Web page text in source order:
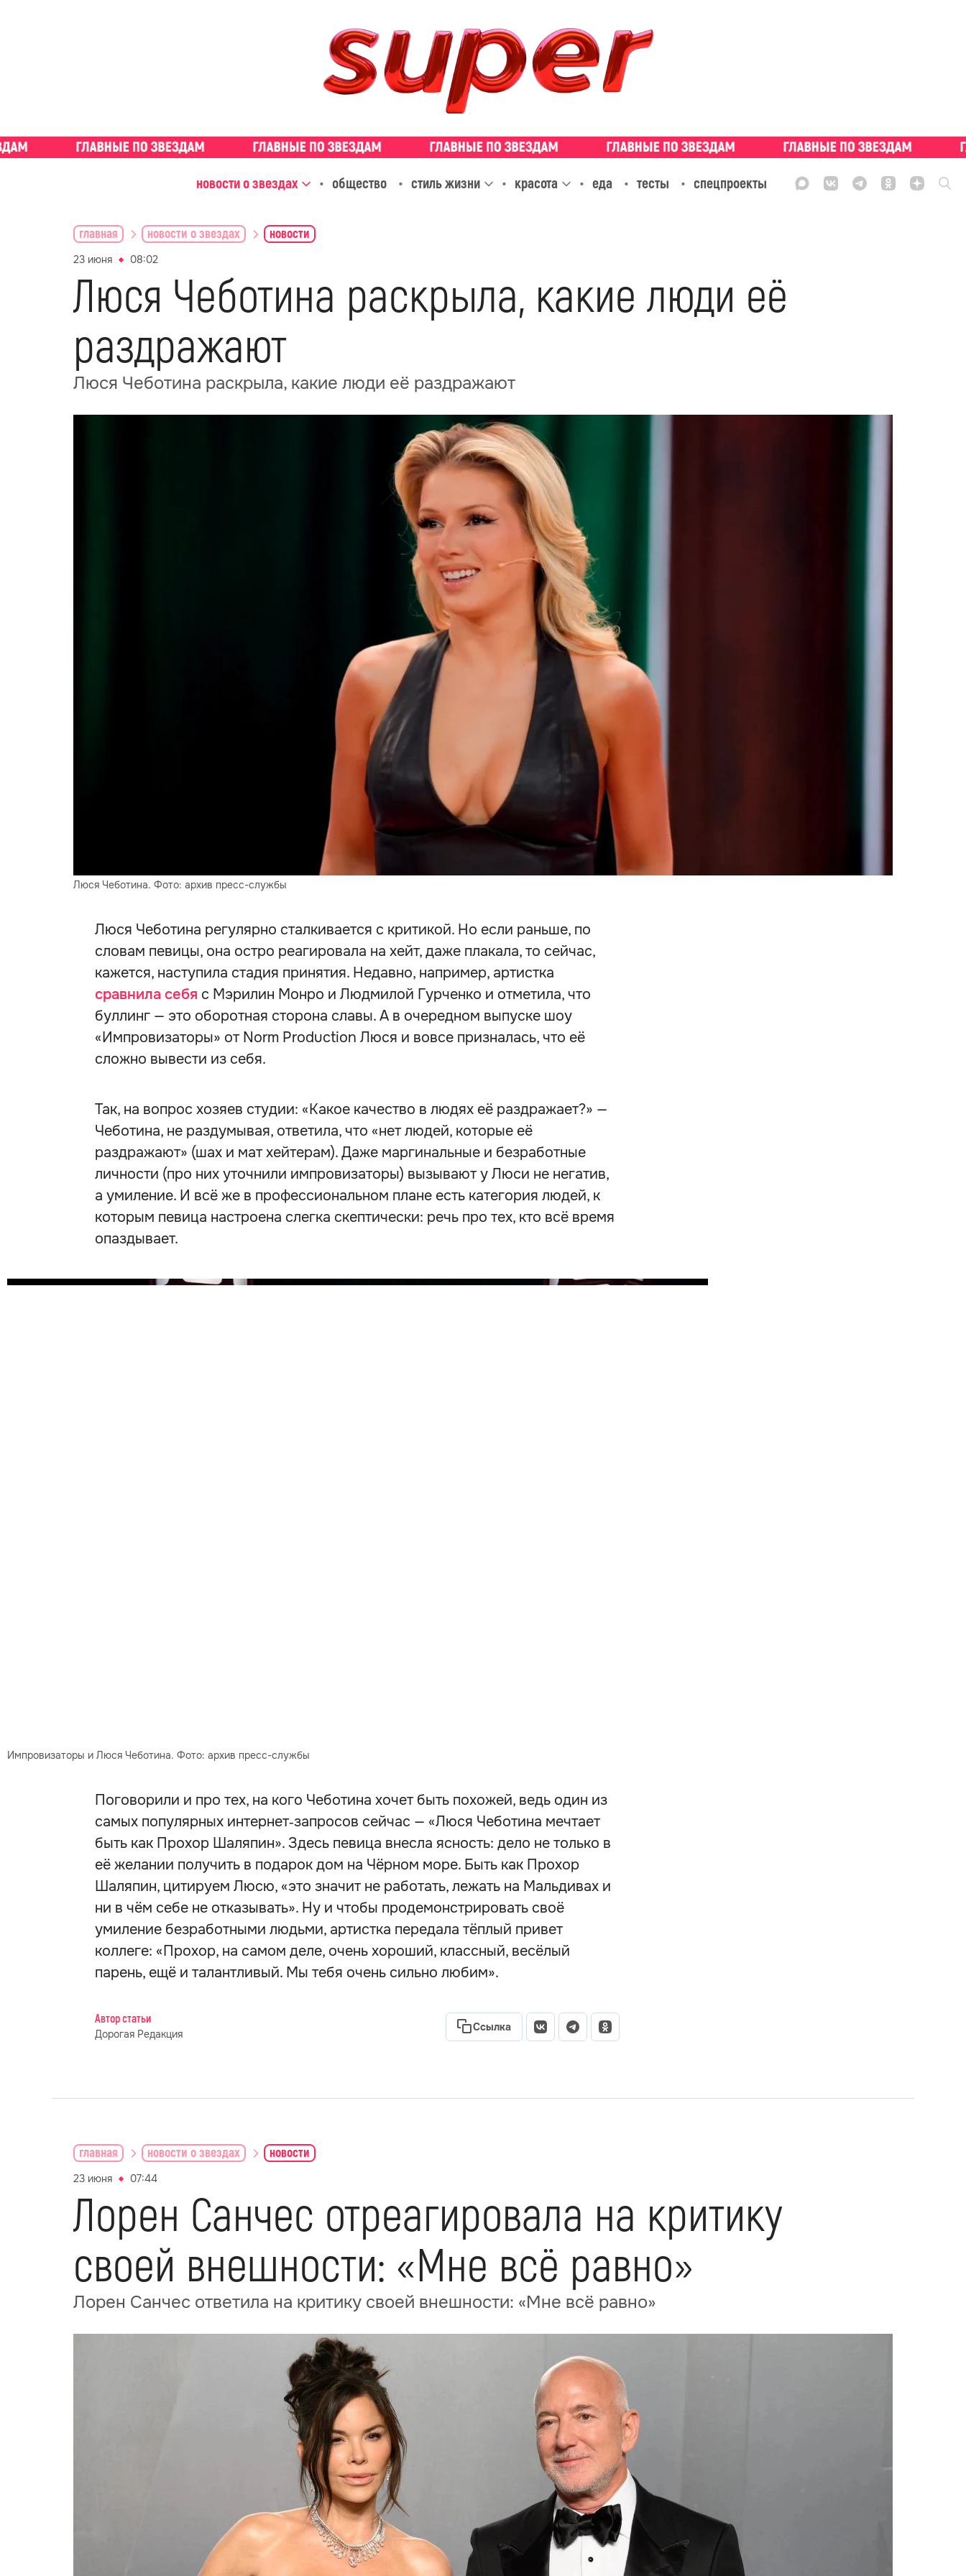
новости о звездах общество стиль жизни красота еда тесты спецпроекты
главная новости о звездах новости
23 июня 08:02
Люся Чеботина раскрыла, какие люди её
раздражают
Люся Чеботина раскрыла, какие люди её раздражают
Люся Чеботина. Фото: архив пресс-службы
Люся Чеботина регулярно сталкивается с критикой. Но если раньше, по
словам певицы, она остро реагировала на хейт, даже плакала, то сейчас,
кажется, наступила стадия принятия. Недавно, например, артистка
сравнила себя с Мэрилин Монро и Людмилой Гурченко и отметила, что
буллинг — это оборотная сторона славы. А в очередном выпуске шоу
«Импровизаторы» от Norm Production Люся и вовсе призналась, что её
сложно вывести из себя.
Так, на вопрос хозяев студии: «Какое качество в людях её раздражает?» —
Чеботина, не раздумывая, ответила, что «нет людей, которые её
раздражают» (шах и мат хейтерам). Даже маргинальные и безработные
личности (про них уточнили импровизаторы) вызывают у Люси не негатив,
а умиление. И всё же в профессиональном плане есть категория людей, к
которым певица настроена слегка скептически: речь про тех, кто всё время
опаздывает.
Импровизаторы и Люся Чеботина. Фото: архив пресс-службы
Поговорили и про тех, на кого Чеботина хочет быть похожей, ведь один из
самых популярных интернет‑запросов сейчас — «Люся Чеботина мечтает
быть как Прохор Шаляпин». Здесь певица внесла ясность: дело не только в
её желании получить в подарок дом на Чёрном море. Быть как Прохор
Шаляпин, цитируем Люсю, «это значит не работать, лежать на Мальдивах и
ни в чём себе не отказывать». Ну и чтобы продемонстрировать своё
умиление безработными людьми, артистка передала тёплый привет
коллеге: «Прохор, на самом деле, очень хороший, классный, весёлый
парень, ещё и талантливый. Мы тебя очень сильно любим».
Автор статьи
Дорогая Редакция
Ссылка
главная новости о звездах новости
23 июня 07:44
Лорен Санчес отреагировала на критику
своей внешности: «Мне всё равно»
Лорен Санчес ответила на критику своей внешности: «Мне всё равно»